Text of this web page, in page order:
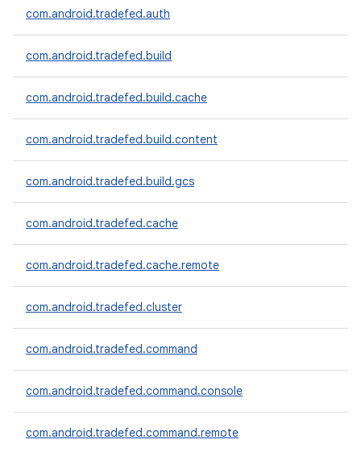
com.android.tradefed.auth
com.android.tradefed.build
com.android.tradefed.build.cache
com.android.tradefed.build.content
com.android.tradefed.build.gcs
com.android.tradefed.cache
com.android.tradefed.cache.remote
com.android.tradefed.cluster
com.android.tradefed.command
com.android.tradefed.command.console
com.android.tradefed.command.remote